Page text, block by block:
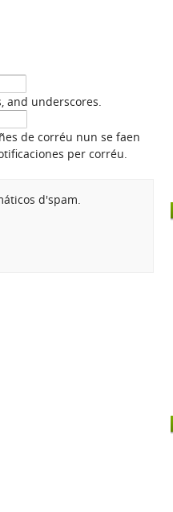
and underscores.
de corréu nun se faen
per corréu.
d'spam.